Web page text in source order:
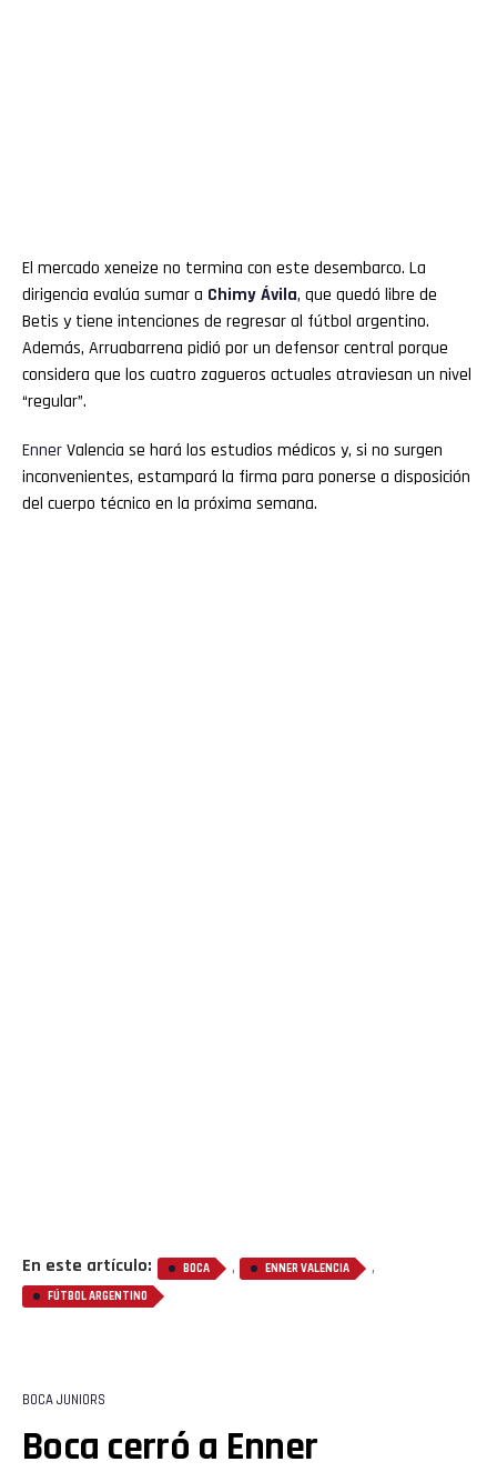
El mercado xeneize no termina con este desembarco. La
dirigencia evalúa sumar a Chimy Ávila, que quedó libre de
Betis y tiene intenciones de regresar al fútbol argentino.
Además, Arruabarrena pidió por un defensor central porque
considera que los cuatro zagueros actuales atraviesan un nivel
“regular”.
EnnerValencia se hará los estudios médicos y, si no surgen
inconvenientes, estampará la firma para ponerse a disposición
del cuerpo técnico en la próxima semana.
En este artículo: BOCA , ENNER VALENCIA ,
FÚTBOL ARGENTINO
BOCA JUNIORS
Boca cerró a Enner